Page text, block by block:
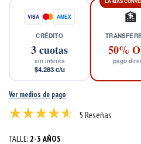
VISA AMEX
CRÉDITO
3cuotas
sin interés
$4.283c/u
🏦
50%
pago
Ver medios de pago
5 Reseñas
TALLE: 2-3 AÑOS